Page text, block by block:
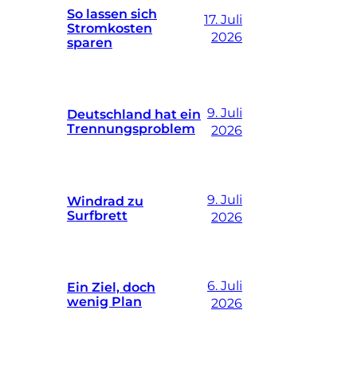
So lassen sich
Stromkosten
sparen
17. Juli
2026
Deutschland hat ein
Trennungsproblem
9. Juli
2026
Windrad zu
Surfbrett
9. Juli
2026
Ein Ziel, doch
wenig Plan
6. Juli
2026